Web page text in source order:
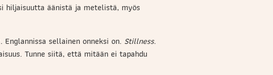
hiljaisuutta äänistä ja metelistä, myös
sellainen onneksi on. Stillness.
Tunne siitä, että mitään ei tapahdu